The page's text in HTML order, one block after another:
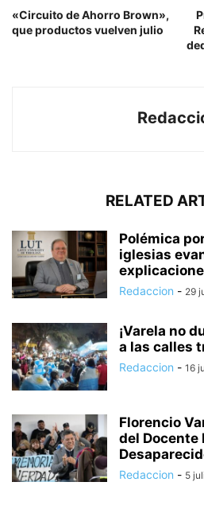
«Circuito de Ahorro Brown»,
que productos vuelven julio
RELATED
Polémica
iglesias
Redaccion - 29
¡Varela no
a las calles
Redaccion - 16
Florencio
del Docente
Redaccion - 5